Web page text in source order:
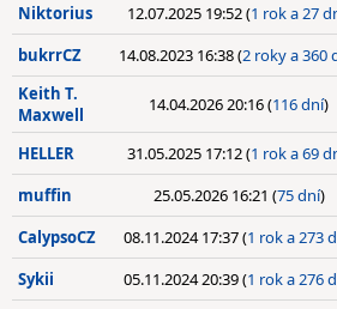
Niktorius 12.07.2025 19:52 (1 rok a 27
bukrrCZ 14.08.2023 16:38 (2 roky a 360
Keith T.
Maxwell
14.04.2026 20:16 (116 dní)
HELLER 31.05.2025 17:12 (1 rok a 69
muffin 25.05.2026 16:21 (75 dní)
CalypsoCZ 08.11.2024 17:37 (1 rok a 273
Sykii 05.11.2024 20:39 (1 rok a 276